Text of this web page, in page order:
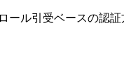
ール引受ベースの認